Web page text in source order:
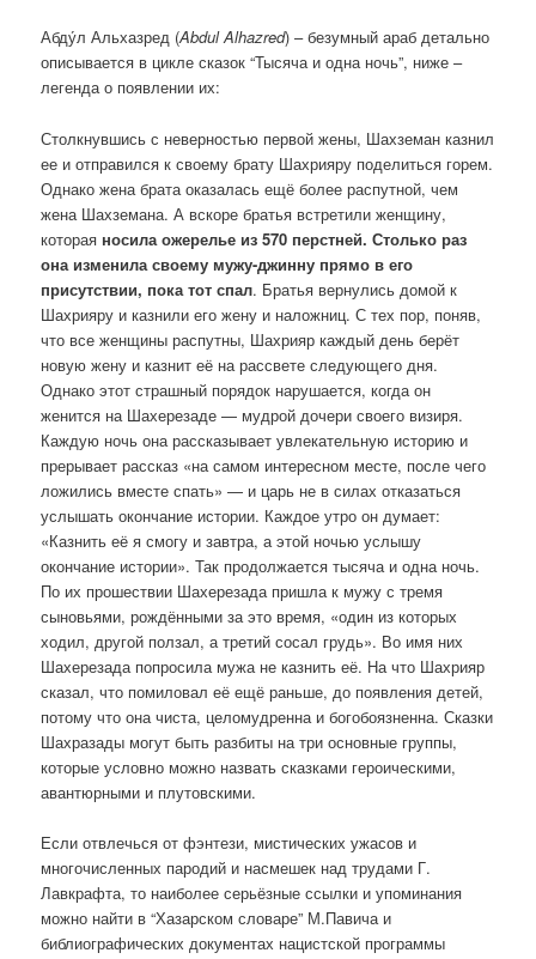
Абду́л Альхазред (Abdul Alhazred) – безумный араб детально
описывается в цикле сказок “Тысяча и одна ночь”, ниже –
легенда о появлении их:
Столкнувшись с неверностью первой жены, Шахземан казнил
ее и отправился к своему брату Шахрияру поделиться горем.
Однако жена брата оказалась ещё более распутной, чем
жена Шахземана. А вскоре братья встретили женщину,
которая носила ожерелье из 570 перстней. Столько раз
она изменила своему мужу-джинну прямо в его
присутствии, пока тот спал. Братья вернулись домой к
Шахрияру и казнили его жену и наложниц. С тех пор, поняв,
что все женщины распутны, Шахрияр каждый день берёт
новую жену и казнит её на рассвете следующего дня.
Однако этот страшный порядок нарушается, когда он
женится на Шахерезаде — мудрой дочери своего визиря.
Каждую ночь она рассказывает увлекательную историю и
прерывает рассказ «на самом интересном месте, после чего
ложились вместе спать» — и царь не в силах отказаться
услышать окончание истории. Каждое утро он думает:
«Казнить её я смогу и завтра, а этой ночью услышу
окончание истории». Так продолжается тысяча и одна ночь.
По их прошествии Шахерезада пришла к мужу с тремя
сыновьями, рождёнными за это время, «один из которых
ходил, другой ползал, а третий сосал грудь». Во имя них
Шахерезада попросила мужа не казнить её. На что Шахрияр
сказал, что помиловал её ещё раньше, до появления детей,
потому что она чиста, целомудренна и богобоязненна. Сказки
Шахразады могут быть разбиты на три основные группы,
которые условно можно назвать сказками героическими,
авантюрными и плутовскими.
Если отвлечься от фэнтези, мистических ужасов и
многочисленных пародий и насмешек над трудами Г.
Лавкрафта, то наиболее серьёзные ссылки и упоминания
можно найти в “Хазарском словаре” М.Павича и
библиографических документах нацистской программы